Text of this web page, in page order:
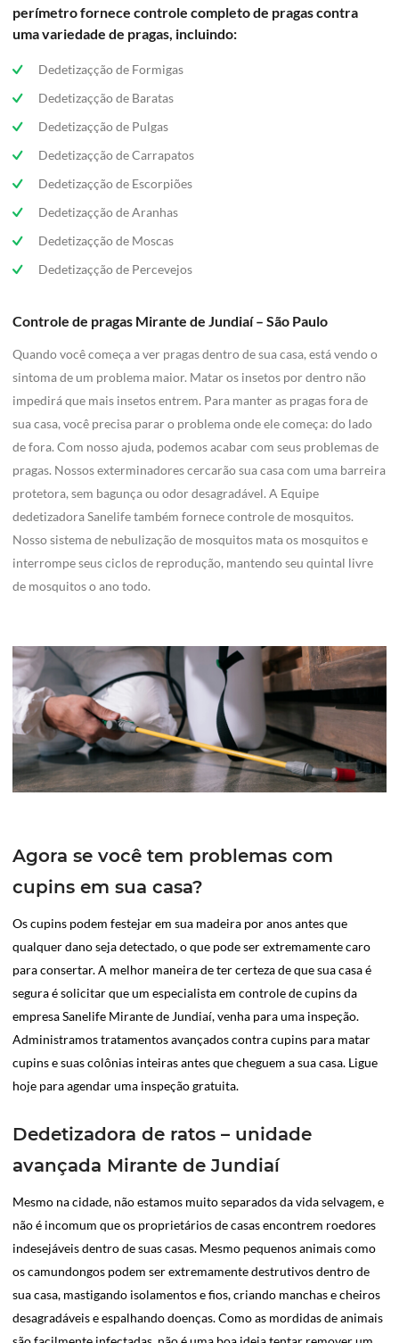
perímetro fornece controle completo de pragas contra
uma variedade de pragas, incluindo:
Dedetizaçção de Formigas
Dedetizaçção de Baratas
Dedetizaçção de Pulgas
Dedetizaçção de Carrapatos
Dedetizaçção de Escorpiões
Dedetizaçção de Aranhas
Dedetizaçção de Moscas
Dedetizaçção de Percevejos
Controle de pragas Mirante de Jundiaí – São Paulo
Quando você começa a ver pragas dentro de sua casa, está vendo o
sintoma de um problema maior. Matar os insetos por dentro não
impedirá que mais insetos entrem. Para manter as pragas fora de
sua casa, você precisa parar o problema onde ele começa: do lado
de fora. Com nosso ajuda, podemos acabar com seus problemas de
pragas. Nossos exterminadores cercarão sua casa com uma barreira
protetora, sem bagunça ou odor desagradável. A Equipe
dedetizadora Sanelife também fornece controle de mosquitos.
Nosso sistema de nebulização de mosquitos mata os mosquitos e
interrompe seus ciclos de reprodução, mantendo seu quintal livre
de mosquitos o ano todo.
Agora se você tem problemas com
cupins em sua casa?
Os cupins podem festejar em sua madeira por anos antes que
qualquer dano seja detectado, o que pode ser extremamente caro
para consertar. A melhor maneira de ter certeza de que sua casa é
segura é solicitar que um especialista em controle de cupins da
empresa Sanelife Mirante de Jundiaí, venha para uma inspeção.
Administramos tratamentos avançados contra cupins para matar
cupins e suas colônias inteiras antes que cheguem a sua casa. Ligue
hoje para agendar uma inspeção gratuita.
Dedetizadora de ratos – unidade
avançada Mirante de Jundiaí
Mesmo na cidade, não estamos muito separados da vida selvagem, e
não é incomum que os proprietários de casas encontrem roedores
indesejáveis dentro de suas casas. Mesmo pequenos animais como
os camundongos podem ser extremamente destrutivos dentro de
sua casa, mastigando isolamentos e fios, criando manchas e cheiros
desagradáveis e espalhando doenças. Como as mordidas de animais